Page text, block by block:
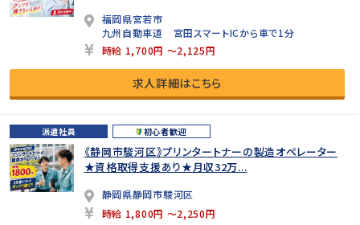
福岡県宮若市
九州自動車道 宮田スマートICから車で1分
時給 1,700円 ～2,125円
求人詳細はこちら
派遣社員 初心者歓迎
《静岡市駿河区》プリンタートナーの製造オペレーター
★資格取得支援あり★月収32万...
静岡県静岡市駿河区
時給 1,800円 ～2,250円